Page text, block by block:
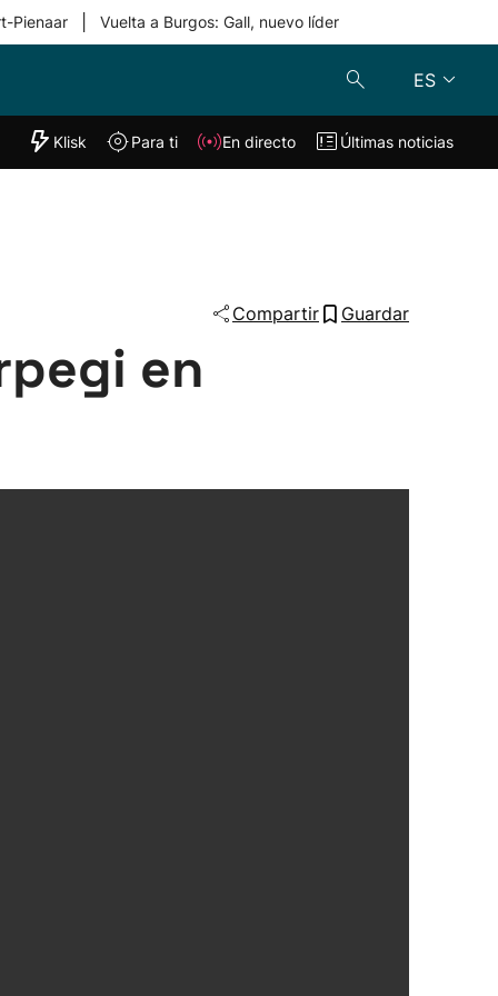
Pienaar Vuelta a Burgos: Gall, nuevo líder
ES
"Helmuga"
Klisk En directo
Klisk Para ti En directo Últimas noticias
Compartir Guardar
en